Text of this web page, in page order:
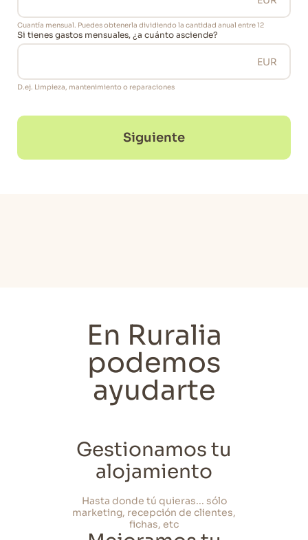
Cuantía mensual. Puedes obtenerla dividiendo la cantidad anual entre 12
Si tienes gastos mensuales, ¿a cuánto asciende?
D.ej. Limpieza, mantenimiento o reparaciones
Siguiente
En Ruralia
podemos
ayudarte
Gestionamos tu
alojamiento
Hasta donde tú quieras... sólo
marketing, recepción de clientes,
fichas, etc